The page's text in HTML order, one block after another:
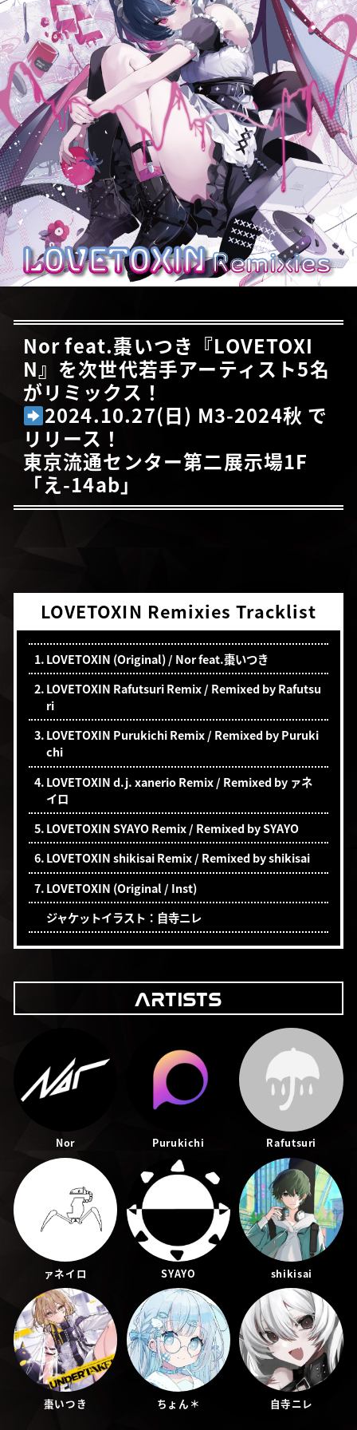
Nor feat.棗いつき『LOVETOXI
N』を次世代若手アーティスト5名
がリミックス！
2024.10.27(日) M3-2024秋 で
リリース！
東京流通センター第二展示場1F
「え-14ab」
LOVETOXIN Remixies Tracklist
1.LOVETOXIN (Original) / Nor feat.棗いつき
2.LOVETOXIN Rafutsuri Remix / Remixed by Rafutsu
ri
3.LOVETOXIN Purukichi Remix / Remixed by Puruki
chi
4.LOVETOXIN d.j. xanerio Remix / Remixed by ァネ
イロ
5.LOVETOXIN SYAYO Remix / Remixed by SYAYO
6.LOVETOXIN shikisai Remix / Remixed by shikisai
7.LOVETOXIN (Original / Inst)
ジャケットイラスト：自寺ニレ
ARTISTS
Nor Purukichi Rafutsuri
ァネイロ SYAYO shikisai
棗いつき ちょん＊ 自寺ニレ